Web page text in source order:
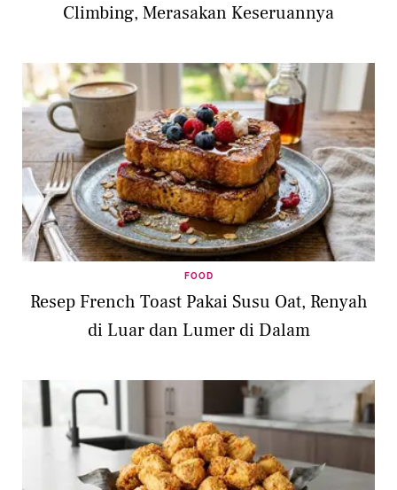
Climbing, Merasakan Keseruannya
FOOD
Resep French Toast Pakai Susu Oat, Renyah
di Luar dan Lumer di Dalam